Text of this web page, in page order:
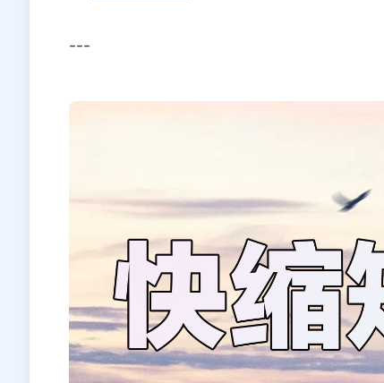
---